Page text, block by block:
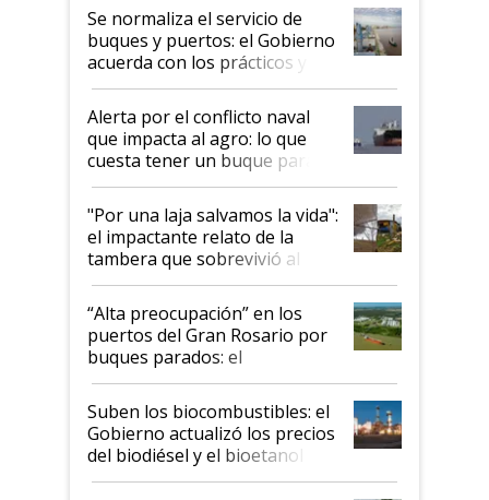
Se normaliza el servicio de
buques y puertos: el Gobierno
acuerda con los prácticos y
suspende el decreto de
desregulación
Alerta por el conflicto naval
que impacta al agro: lo que
cuesta tener un buque parado
y el peligro de que Argentina
pase a ser "país sucio"
"Por una laja salvamos la vida":
el impactante relato de la
tambera que sobrevivió al
tornado
“Alta preocupación” en los
puertos del Gran Rosario por
buques parados: el
funcionamiento de las
exportadoras en tensión tras
la medida de fuerza de los
prácticos
Suben los biocombustibles: el
Gobierno actualizó los precios
del biodiésel y el bioetanol